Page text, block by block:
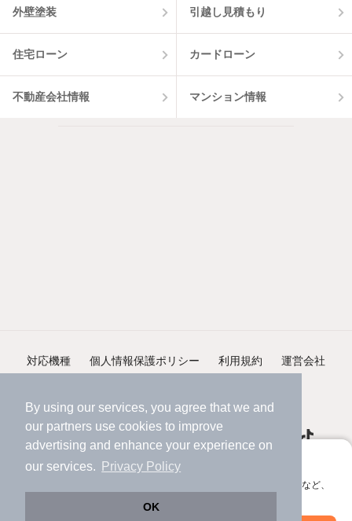
By using our services, you agree that we and
our partners use cookies to improve
advertising and enhance your experience on
our services.
Privacy Policy
OK
アプリに切り替えて、サクサクお部屋探し
会員登録なしですぐ使える。マップ検索やお気に入り保存など、
外壁塗装 引越し見積もり
住宅ローン カードローン
不動産会社情報 マンション情報
対応機種 個人情報保護ポリシー 利用規約 運営会社
©NIFTY Lifestyle Co., Ltd.